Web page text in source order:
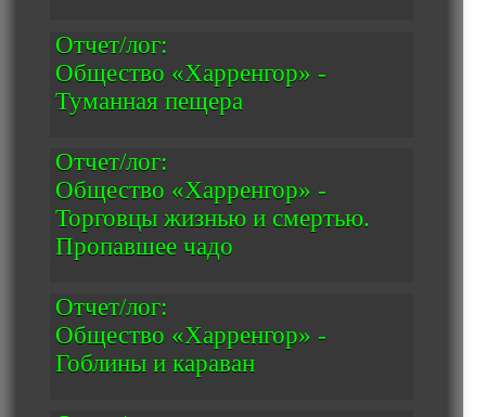
Отчет/лог:
Общество «Харренгор» -
Туманная пещера
Отчет/лог:
Общество «Харренгор» -
Торговцы жизнью и смертью.
Пропавшее чадо
Отчет/лог:
Общество «Харренгор» -
Гоблины и караван